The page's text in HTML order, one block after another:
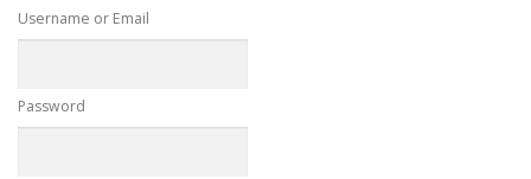
Username or Email
Password